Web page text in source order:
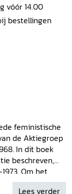
vóór 14.00
bestellingen
feministische
de Aktiegroep
In dit boek
beschreven,
Om het
Lees verder